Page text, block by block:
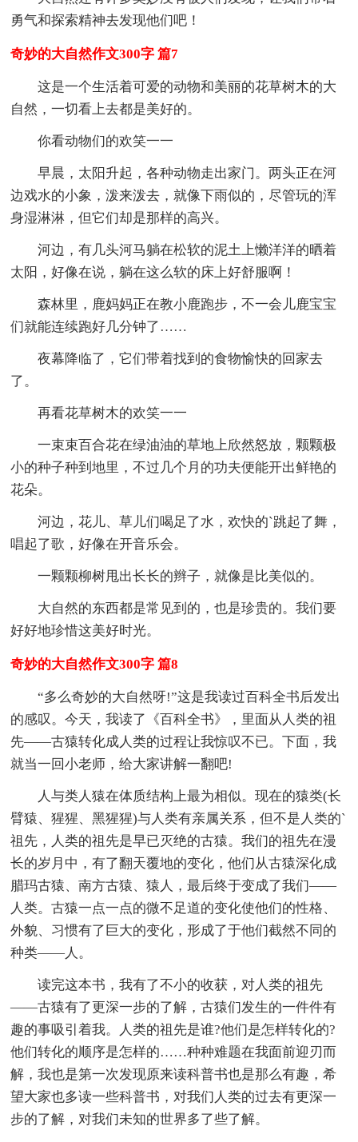
勇气和探索精神去发现他们吧！
奇妙的大自然作文300字 篇7
这是一个生活着可爱的动物和美丽的花草树木的大
自然，一切看上去都是美好的。
你看动物们的欢笑一一
早晨，太阳升起，各种动物走出家门。两头正在河
边戏水的小象，泼来泼去，就像下雨似的，尽管玩的浑
身湿淋淋，但它们却是那样的高兴。
河边，有几头河马躺在松软的泥土上懒洋洋的晒着
太阳，好像在说，躺在这么软的床上好舒服啊！
森林里，鹿妈妈正在教小鹿跑步，不一会儿鹿宝宝
们就能连续跑好几分钟了……
夜幕降临了，它们带着找到的食物愉快的回家去
了。
再看花草树木的欢笑一一
一束束百合花在绿油油的草地上欣然怒放，颗颗极
小的种子种到地里，不过几个月的功夫便能开出鲜艳的
花朵。
河边，花儿、草儿们喝足了水，欢快的`跳起了舞，
唱起了歌，好像在开音乐会。
一颗颗柳树甩出长长的辫子，就像是比美似的。
大自然的东西都是常见到的，也是珍贵的。我们要
好好地珍惜这美好时光。
奇妙的大自然作文300字 篇8
“多么奇妙的大自然呀!”这是我读过百科全书后发出
的感叹。今天，我读了《百科全书》，里面从人类的祖
先——古猿转化成人类的过程让我惊叹不已。下面，我
就当一回小老师，给大家讲解一翻吧!
人与类人猿在体质结构上最为相似。现在的猿类(长
臂猿、猩猩、黑猩猩)与人类有亲属关系，但不是人类的`
祖先，人类的祖先是早已灭绝的古猿。我们的祖先在漫
长的岁月中，有了翻天覆地的变化，他们从古猿深化成
腊玛古猿、南方古猿、猿人，最后终于变成了我们——
人类。古猿一点一点的微不足道的变化使他们的性格、
外貌、习惯有了巨大的变化，形成了于他们截然不同的
种类——人。
读完这本书，我有了不小的收获，对人类的祖先
——古猿有了更深一步的了解，古猿们发生的一件件有
趣的事吸引着我。人类的祖先是谁?他们是怎样转化的?
他们转化的顺序是怎样的……种种难题在我面前迎刃而
解，我也是第一次发现原来读科普书也是那么有趣，希
望大家也多读一些科普书，对我们人类的过去有更深一
步的了解，对我们未知的世界多了些了解。